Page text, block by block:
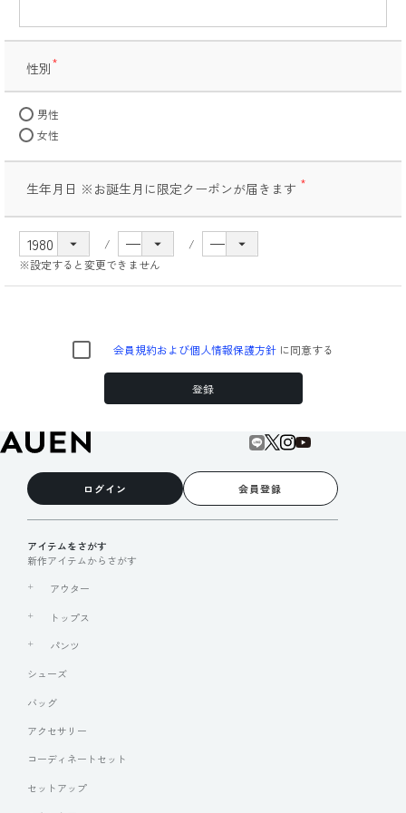
性別
男性
女性
生年月日 ※お誕生月に限定クーポンが届きます
須)
※設定すると変更できません
会員規約および個人情報保護方針 に同意する
登録
ログイン 会員登録
アイテムをさがす
新作アイテムからさがす
アウター
トップス
パンツ
シューズ
バッグ
アクセサリー
コーディネートセット
セットアップ